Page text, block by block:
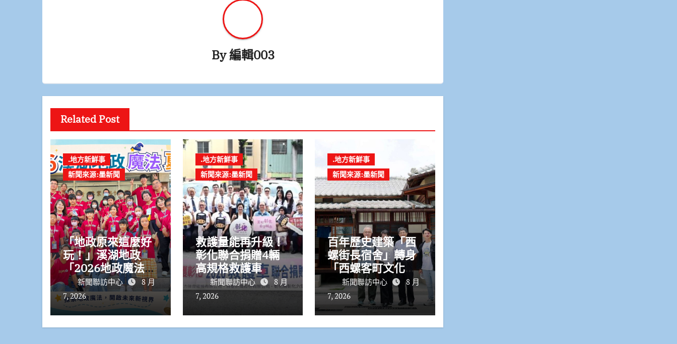
By編輯003
Related Post
.地方新鮮事
新聞來源:墨新聞
「地政原來這麼好
玩！」溪湖地政
「2026地政魔法夏
令營」精彩落幕！
新聞聯訪中心
8 月
7, 2026
.地方新鮮事
新聞來源:墨新聞
救護量能再升級！
彰化聯合捐贈4輛
高規格救護車 首
配全自動電動擔架
床
新聞聯訪中心
8 月
7, 2026
.地方新鮮事
新聞來源:墨新聞
百年歷史建築「西
螺街長宿舍」轉身
「西螺客町文化
館」8/8啟用 首展
解密日治至今政治
變遷史
新聞聯訪中心
8 月
7, 2026